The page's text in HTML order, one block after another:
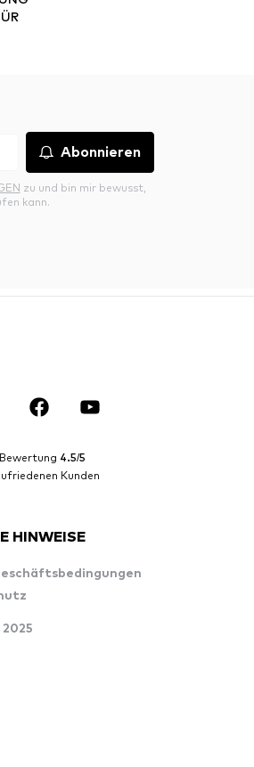
Abonnieren
zu und bin mir bewusst,
kann.
Bewertung 4.5/5
Kunden
HINWEISE